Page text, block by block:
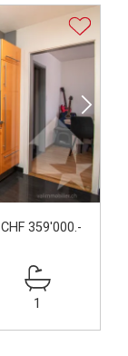
CHF 359'000.-
1